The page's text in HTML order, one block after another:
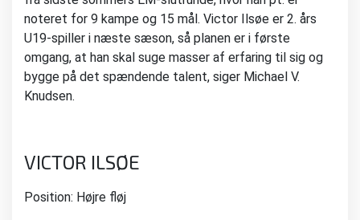
noteret for 9 kampe og 15 mål. Victor Ilsøe er 2. års
U19-spiller i næste sæson, så planen er i første
omgang, at han skal suge masser af erfaring til sig og
bygge på det spændende talent, siger Michael V.
Knudsen.
VICTOR ILSØE
Position: Højre fløj